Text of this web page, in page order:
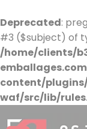
Deprecated:
#3 ($subject) of
/home/clients/
content/
waf/src/lib/